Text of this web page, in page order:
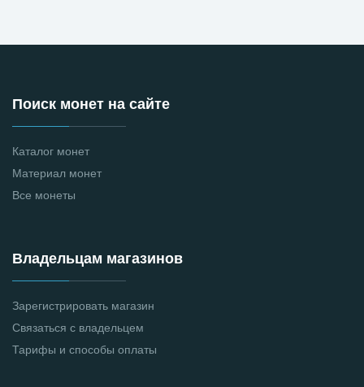
Поиск монет на сайте
Каталог монет
Материал монет
Все монеты
Владельцам магазинов
Зарегистрировать магазин
Связаться с владельцем
Тарифы и способы оплаты